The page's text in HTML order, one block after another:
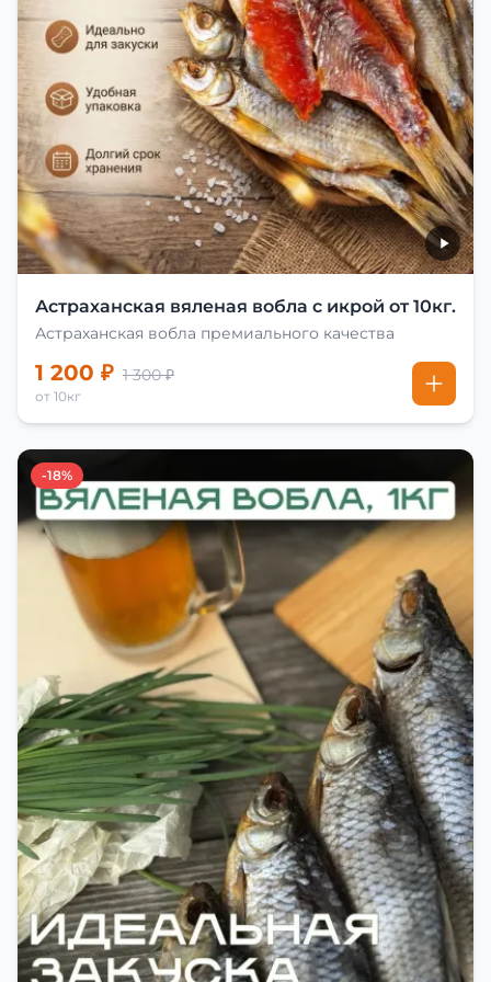
Астраханская вяленая вобла с икрой от 10кг.
Астраханская вобла премиального качества
1 200 ₽ 1 300 ₽
от 10кг
-18%